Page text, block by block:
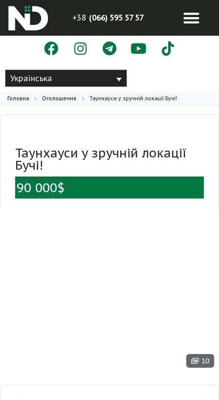
+38 (066) 595 57 57
Українська
Головна Оголошення Таунхауси у зручній локації Бучі!
Таунхауси у зручній локації
Бучі!
90 000$
10